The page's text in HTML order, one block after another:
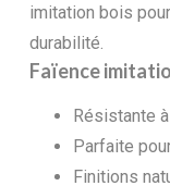
imitation bois
durabilité.
Faïence
Résistante
Parfaite
Finitions